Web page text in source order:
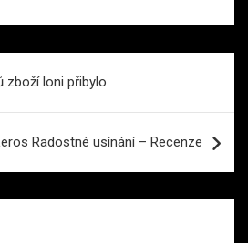
zboží loni přibylo
Radostné usínání – Recenze